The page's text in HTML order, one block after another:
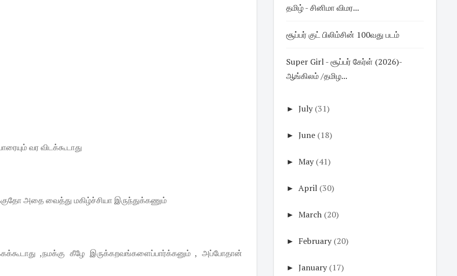
வர விடக்கூடாது
அதை வைத்து மகிழ்ச்சியா இருந்துக்கணும்
,நமக்கு கீழே இருக்கறவங்களைப்பார்க்கனும் , அப்போதான்
தமிழ் - சினிமா விமர...
சூப்பர் குட் பிலிம்சின் 100வது படம்
Super Girl - சூப்பர் கேர்ள் (2026)-
ஆங்கிலம் /தமிழ...
► July (31)
► June (18)
► May (41)
► April (30)
► March (20)
► February (20)
► January (17)